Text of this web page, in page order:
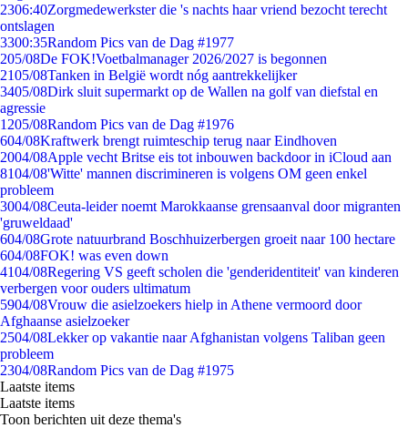
2306:40Zorgmedewerkster die 's nachts haar vriend bezocht terecht
ontslagen
3300:35Random Pics van de Dag #1977
205/08De FOK!Voetbalmanager 2026/2027 is begonnen
2105/08Tanken in België wordt nóg aantrekkelijker
3405/08Dirk sluit supermarkt op de Wallen na golf van diefstal en
agressie
1205/08Random Pics van de Dag #1976
604/08Kraftwerk brengt ruimteschip terug naar Eindhoven
2004/08Apple vecht Britse eis tot inbouwen backdoor in iCloud aan
8104/08'Witte' mannen discrimineren is volgens OM geen enkel
probleem
3004/08Ceuta-leider noemt Marokkaanse grensaanval door migranten
'gruweldaad'
604/08Grote natuurbrand Boschhuizerbergen groeit naar 100 hectare
604/08FOK! was even down
4104/08Regering VS geeft scholen die 'genderidentiteit' van kinderen
verbergen voor ouders ultimatum
5904/08Vrouw die asielzoekers hielp in Athene vermoord door
Afghaanse asielzoeker
2504/08Lekker op vakantie naar Afghanistan volgens Taliban geen
probleem
2304/08Random Pics van de Dag #1975
Laatste items
Laatste items
Toon berichten uit deze thema's